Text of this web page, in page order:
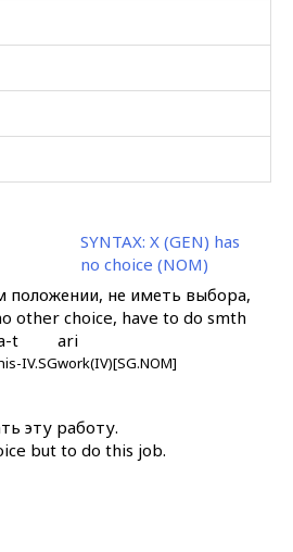
SYNTAX: X (GEN) has
no choice (NOM)
положении, не иметь выбора,
other choice, have to do smth
t
IV.SG
ari
work(IV)[SG.NOM]
эту работу.
but to do this job.